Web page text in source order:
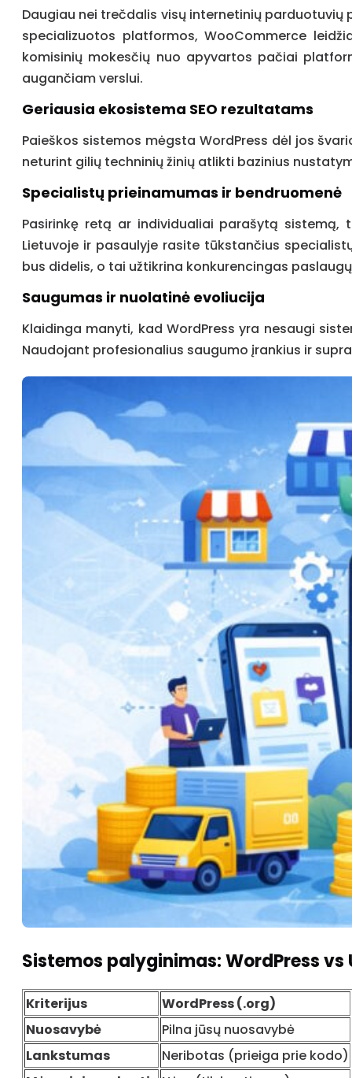
Daugiau nei trečdalis visų internetinių
specializuotos platformos, WooCommerce
komisinių mokesčių nuo apyvartos pačiai
augančiam verslui.
Geriausia ekosistema SEO rezultatams
Paieškos sistemos mėgsta WordPress dėl jos
neturint gilių techninių žinių atlikti bazinius
Specialistų prieinamumas ir bendruomenė
Pasirinkę retą ar individualiai parašytą
Lietuvoje ir pasaulyje rasite tūkstančius
bus didelis, o tai užtikrina konkurencingas
Saugumas ir nuolatinė evoliucija
Klaidinga manyti, kad WordPress yra nesaugi
Naudojant profesionalius saugumo įrankius ir
Sistemos palyginimas: WordPress
Kriterijus
WordPress (.org)
Nuosavybė
Pilna jūsų nuosavybė
Lankstumas
Neribotas (prieiga prie kodo)